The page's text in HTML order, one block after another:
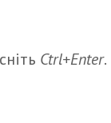
Ctrl+Enter.